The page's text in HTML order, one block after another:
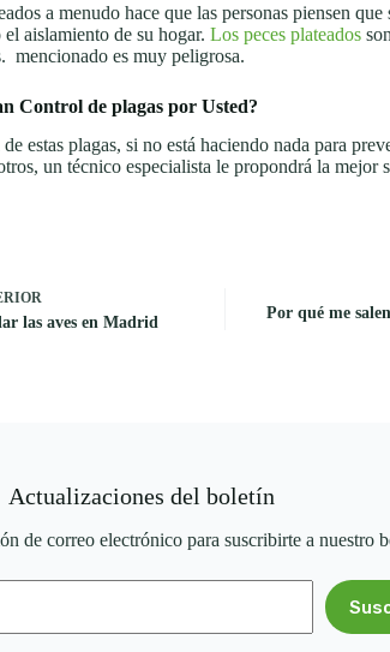
a menudo hace que las personas piensen
aislamiento de su hogar. Los peces plateados
mencionado es muy peligrosa.
Control de plagas por Usted?
estas plagas, si no está haciendo nada para
un técnico especialista le propondrá la mejor
las aves en Madrid
Por qué me
Actualizaciones del boletín
de correo electrónico para suscribirte a nuestro